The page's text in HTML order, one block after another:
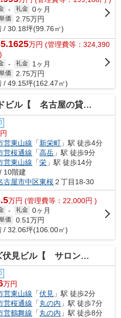
- 礼金 0ヶ月
価 2.75万円
/ 30.18坪(99.76㎡)
万円 (管理費等：324,390
- 礼金 1ヶ月
価 2.75万円
/ 49.15坪(162.47㎡)
古屋の貸事務所・貸オフィス 】
営東山線 「新栄町 」駅 徒歩4分
営桜通線 「高岳 」駅 徒歩9分
営東山線 「栄 」駅 徒歩14分
10階建
古屋市中区東桜２丁目18-30
万円 (管理費等：22,000円 )
- 礼金 0ヶ月
価 0.51万円
/ 32.06坪(106.00㎡)
ビル【 サロン系おすすめ 】
万円
営東山線 「伏見 」駅 徒歩2分
営桜通線 「丸の内 」駅 徒歩7分
営鶴舞線 「丸の内 」駅 徒歩8分